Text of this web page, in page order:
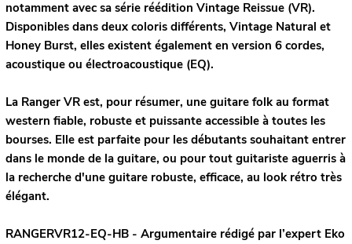
notamment avec sa série réédition Vintage Reissue (VR).
Disponibles dans deux coloris différents, Vintage Natural et
Honey Burst, elles existent également en version 6 cordes,
acoustique ou électroacoustique (EQ).
La Ranger VR est, pour résumer, une guitare folk au format
western fiable, robuste et puissante accessible à toutes les
bourses. Elle est parfaite pour les débutants souhaitant entrer
dans le monde de la guitare, ou pour tout guitariste aguerris à
la recherche d'une guitare robuste, efficace, au look rétro très
élégant.
RANGERVR12-EQ-HB - Argumentaire rédigé par l’expert Eko